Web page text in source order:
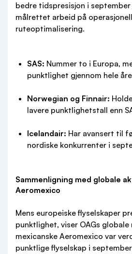
bedre tidspresisjon i
målrettet arbeid på
ruteoptimalisering.
SAS: Nummer to i Europa,
punktlighet gjennom hele
Norwegian og Finnair:
lavere punktlighetstall enn
Icelandair: Har avansert til
nordiske konkurrenter i
Sammenligning med globale
Aeromexico
Mens europeiske flyselskaper
punktlighet, viser OAGs
mexicanske Aeromexico var
punktlige flyselskap i